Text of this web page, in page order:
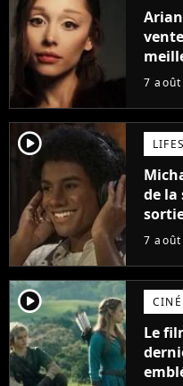
7
player2
de la
7
player2
Le